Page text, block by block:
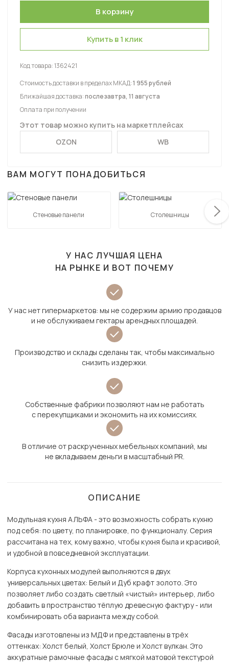
Купить в 1 клик
Код товара:1362421
Стоимость доставки в пределах МКАД:1 955 рублей
Ближайшая доставка:послезавтра, 11 августа
Оплата при получении
Этот товар можно купить на маркетплейсах
OZON
WB
ВАМ МОГУТ ПОНАДОБИТЬСЯ
Стеновые панели Столешницы
У НАС ЛУЧШАЯ ЦЕНА
НА РЫНКЕ И ВОТ ПОЧЕМУ
У нас нет гипермаркетов: мы не содержим армию продавцов
и не обслуживаем гектары арендных площадей.
Производство и склады сделаны так, чтобы максимально
снизить издержки.
Собственные фабрики позволяют нам не работать
с перекупщиками и экономить на их комиссиях.
В отличие от раскрученных мебельных компаний, мы
не вкладываем деньги в масштабный PR.
ОПИСАНИЕ
Модульная кухня АЛЬФА - это возможность собрать кухню
под себя: по цвету, по планировке, по функционалу. Серия
рассчитана на тех, кому важно, чтобы кухня была и красивой,
и удобной в повседневной эксплуатации.
Корпуса кухонных модулей выполняются в двух
универсальных цветах: Белый и Дуб крафт золото. Это
позволяет либо создать светлый «чистый» интерьер, либо
добавить в пространство тёплую древесную фактуру - или
комбинировать оба варианта между собой.
Фасады изготовлены из МДФ и представлены в трёх
оттенках: Холст белый, Холст Брюле и Холст вулкан. Это
аккуратные рамочные фасады с мягкой матовой текстурой